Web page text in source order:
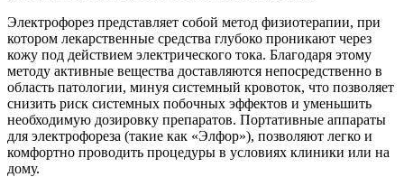
Электрофорез представляет собой метод физиотерапии, при
котором лекарственные средства глубоко проникают через
кожу под действием электрического тока. Благодаря этому
методу активные вещества доставляются непосредственно в
область патологии, минуя системный кровоток, что позволяет
снизить риск системных побочных эффектов и уменьшить
необходимую дозировку препаратов. Портативные аппараты
для электрофореза (такие как «Элфор»), позволяют легко и
комфортно проводить процедуры в условиях клиники или на
дому.